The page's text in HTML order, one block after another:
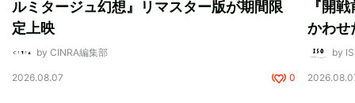
ルミタージュ幻想』リマスター版が期間限
定上映
by CINRA編集部
2026.08.07 0
『開
かわせ
by